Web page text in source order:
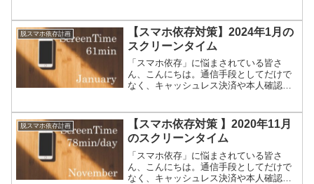
よね。毎日死ぬほど忙しいのにスマホば
かりいじってしまう私たちが...
脱スマホ依存計画
【スマホ依存対策】2024年1月の
スクリーンタイム
「スマホ依存」に悩まされている皆さ
ん、こんにちは。通信手段としてだけで
なく、キャッシュレス決済や本人確認の
よね。毎日死ぬほど忙しいのにスマホば
かりいじってしまう私たちが...
脱スマホ依存計画
【スマホ依存対策 】2020年11月
のスクリーンタイム
「スマホ依存」に悩まされている皆さ
ん、こんにちは。通信手段としてだけで
なく、キャッシュレス決済や本人確認の